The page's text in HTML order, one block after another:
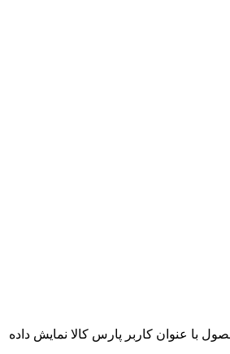
با عنوان کاربر پارس کالا نمایش داده